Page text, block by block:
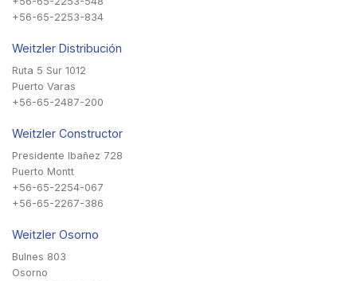
+56-65-2253-834
Weitzler Distribución
Ruta 5 Sur 1012
Puerto Varas
+56-65-2487-200
Weitzler Constructor
Presidente Ibañez 728
Puerto Montt
+56-65-2254-067
+56-65-2267-386
Weitzler Osorno
Bulnes 803
Osorno